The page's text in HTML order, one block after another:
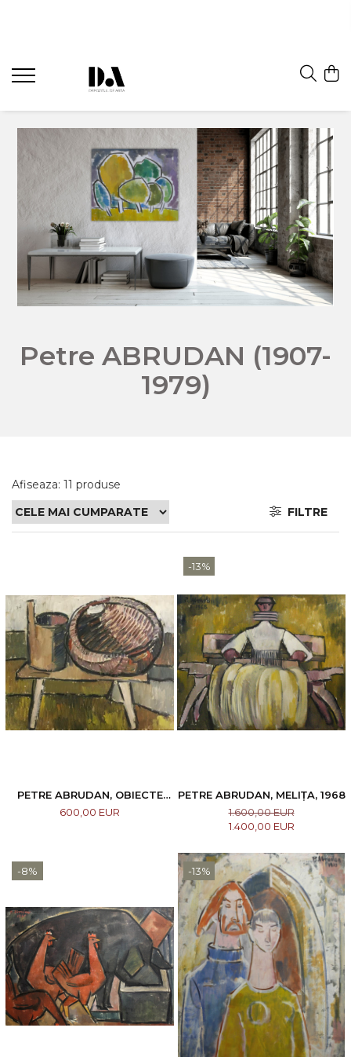
Petre ABRUDAN (1907-
1979)
Afiseaza: 11 produse
FILTRE
PETRE ABRUDAN, OBIECTE
CASNICE, 1967
600,00 EUR
-13%
PETRE ABRUDAN, MELIȚA, 1968
1.600,00 EUR
1.400,00 EUR
-8% -13%